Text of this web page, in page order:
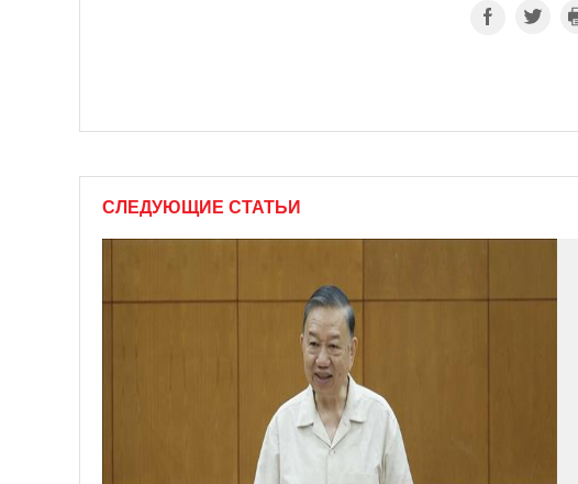
СЛЕДУЮЩИЕ СТАТЬИ